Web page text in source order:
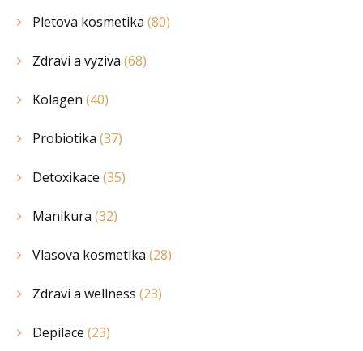
Pletova kosmetika (80)
Zdravi a vyziva (68)
Kolagen (40)
Probiotika (37)
Detoxikace (35)
Manikura (32)
Vlasova kosmetika (28)
Zdravi a wellness (23)
Depilace (23)